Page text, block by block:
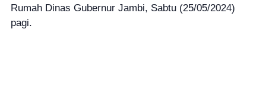
Rumah Dinas Gubernur Jambi, Sabtu (25/05/2024)
pagi.